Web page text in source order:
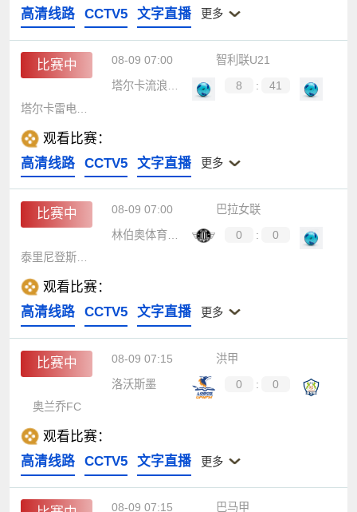
高清线路
CCTV5 文字直播 更多
比赛中 08-09 07:00
智利联U21
8 :
41
观看比赛：
高清线路
CCTV5 文字直播 更多
比赛中 08-09 07:00
巴拉女联
林伯奥体育女足
0 :
0
泰里尼登斯女足
观看比赛：
高清线路
CCTV5 文字直播 更多
比赛中 08-09 07:15
洪甲
洛沃斯墨
0 :
0
奥兰乔FC
观看比赛：
高清线路
CCTV5 文字直播 更多
08-09 07:15 巴马甲